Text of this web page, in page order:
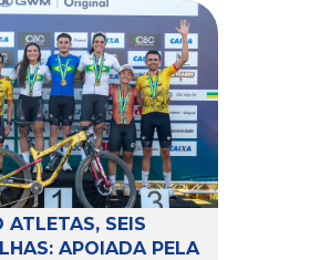
circulação contínua
de arrefecimento
radiador e demais
do sistema,
a temperatura de
e evitando
Por
constantemente
o motor está em
a bomba
não apenas […]
ATLETAS, SEIS
APOIADA PELA